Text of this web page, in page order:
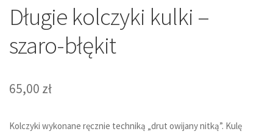
Długie kolczyki kulki –
szaro-błękit
65,00 zł
Kolczyki wykonane ręcznie techniką „drut owijany nitką”. Kulę